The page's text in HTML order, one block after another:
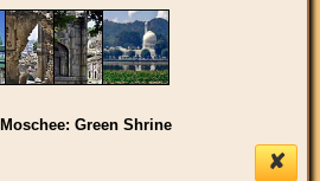
Green Shrine
✘